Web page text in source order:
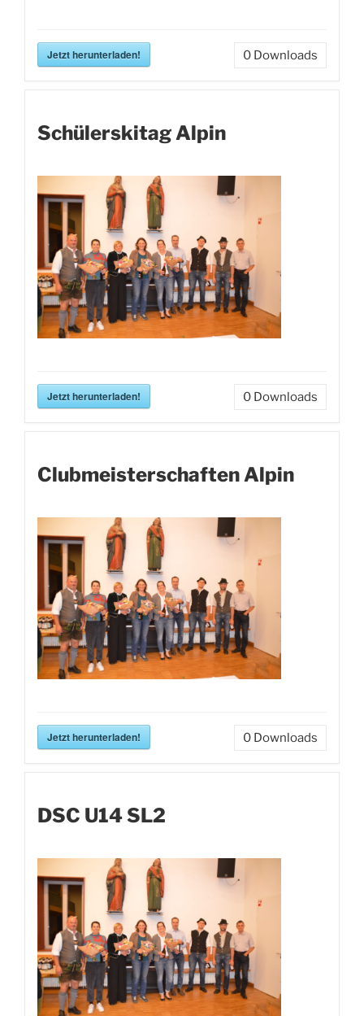
Jetzt herunterladen! 0 Downloads
Schülerskitag Alpin
Jetzt herunterladen! 0 Downloads
Clubmeisterschaften Alpin
Jetzt herunterladen! 0 Downloads
DSC U14 SL2